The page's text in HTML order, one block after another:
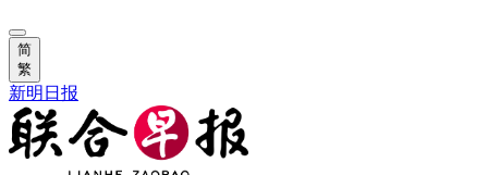
简
繁
新明日报